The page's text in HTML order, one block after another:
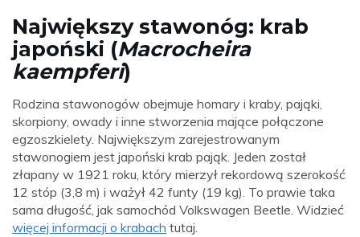
Największy stawonóg: krab
japoński (Macrocheira
kaempferi)
Rodzina stawonogów obejmuje homary i kraby, pająki,
skorpiony, owady i inne stworzenia mające połączone
egzoszkielety. Największym zarejestrowanym
stawonogiem jest japoński krab pająk. Jeden został
złapany w 1921 roku, który mierzył rekordową szerokość
12 stóp (3,8 m) i ważył 42 funty (19 kg). To prawie taka
sama długość, jak samochód Volkswagen Beetle. Widzieć
więcej informacji o krabach tutaj.